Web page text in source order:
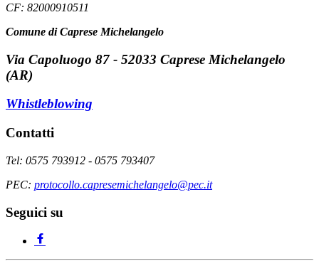
CF: 82000910511
Comune di Caprese Michelangelo
Via Capoluogo 87 - 52033 Caprese Michelangelo
(AR)
Whistleblowing
Contatti
Tel: 0575 793912 - 0575 793407
PEC: protocollo.capresemichelangelo@pec.it
Seguici su